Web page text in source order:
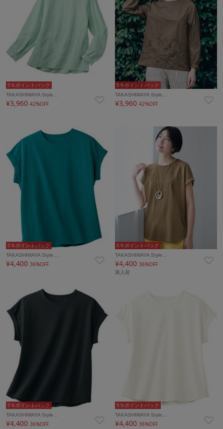
5％ポイントバック
TAKASHIMAYA Style…
¥3,960 42%OFF
5％ポイントバック
TAKASHIMAYA Style…
¥3,96042%OFF
5％ポイントバック
TAKASHIMAYA Style…
¥4,400 36%OFF
5％ポイントバック
TAKASHIMAYA Style…
¥4,400 36%OFF
再入荷
5％ポイントバック
TAKASHIMAYA Style…
¥4,400 36%OFF
5％ポイントバック
TAKASHIMAYA Style…
¥4,40036%OFF